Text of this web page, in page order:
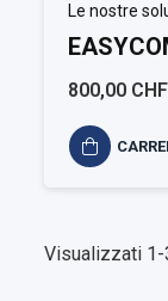
Le nostre
annuel
800,00 CHF
Visualizzati